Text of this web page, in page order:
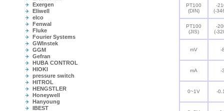
Exergen
Eliwell
elco
Fenwal
Fluke
Fourier Systems
GWInstek
GGM
Gefran
HUBA CONTROL
HIOKI
pressure switch
HITROL
HENGSTLER
Honeywell
Hanyoung
IBEST
PT100
(DIN)
-
(-
PT100
(JIS)
-
(-
mV -
mA -
0~1V -